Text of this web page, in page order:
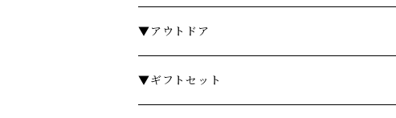
入浴剤・バスソルト
ディスペンサー・ソープディッシュ
歯ブラシスタンド・タンブラー
ハンドクリーム
グラス・コップ
カトラリー
フレグランス
フレグランスランプ
時計
▼アウトドア
テーブル
▼ギフトセット